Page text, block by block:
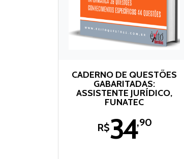
CADERNO DE QUESTÕES
GABARITADAS:
ASSISTENTE JURÍDICO,
FUNATEC
R$34,90